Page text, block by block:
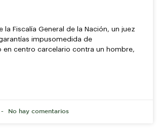
la Fiscalía General de la Nación, un juez
impusomedida de
en centro carcelario contra un hombre,
No hay comentarios